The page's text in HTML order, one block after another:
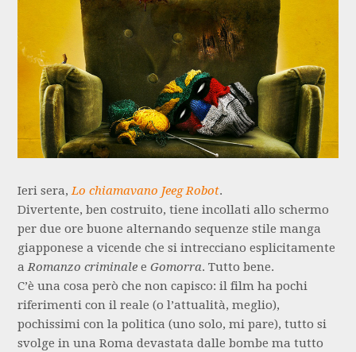
Ieri sera,Lo chiamavano Jeeg Robot.
Divertente, ben costruito, tiene incollati allo schermo
per due ore buone alternando sequenze stile manga
giapponese a vicende che si intrecciano esplicitamente
aRomanzo criminale eGomorra. Tutto bene.
C’è una cosa però che non capisco: il film ha pochi
riferimenti con il reale (o l’attualità, meglio),
pochissimi con la politica (uno solo, mi pare), tutto si
svolge in una Roma devastata dalle bombe ma tutto